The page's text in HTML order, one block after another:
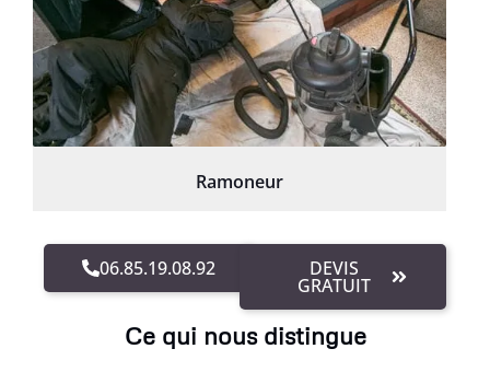
Ramoneur
06.85.19.08.92 DEVIS
GRATUIT
Ce qui nous distingue